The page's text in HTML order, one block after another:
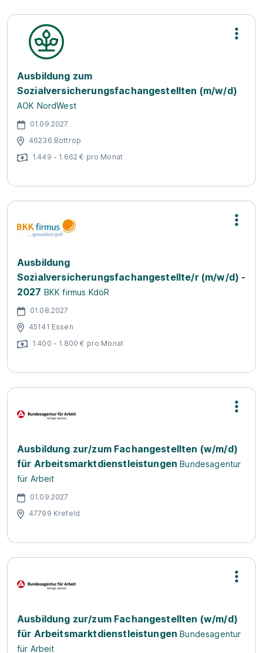
Ausbildung zum
Sozialversicherungsfachangestellten (m/w/d)
AOK NordWest
01.09.2027
46236 Bottrop
1.449 - 1.662 € pro Monat
Ausbildung
Sozialversicherungsfachangestellte/r (m/w/d) -
2027 BKK firmus KdöR
01.08.2027
45141 Essen
1.400 - 1.800 € pro Monat
Ausbildung zur/zum Fachangestellten (w/m/d)
für Arbeitsmarktdienstleistungen Bundesagentur
für Arbeit
01.09.2027
47799 Krefeld
Ausbildung zur/zum Fachangestellten (w/m/d)
für Arbeitsmarktdienstleistungen Bundesagentur
für Arbeit